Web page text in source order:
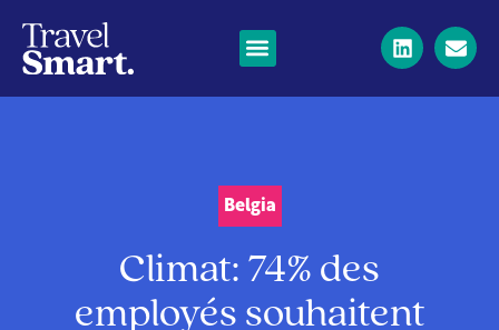
Belgia
Climat: 74% des
employés souhaitent